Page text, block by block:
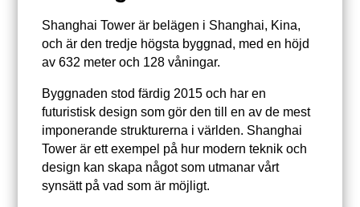
Shanghai Tower är belägen i Shanghai, Kina,
och är den tredje högsta byggnad, med en höjd
av 632 meter och 128 våningar.
Byggnaden stod färdig 2015 och har en
futuristisk design som gör den till en av de mest
imponerande strukturerna i världen. Shanghai
Tower är ett exempel på hur modern teknik och
design kan skapa något som utmanar vårt
synsätt på vad som är möjligt.